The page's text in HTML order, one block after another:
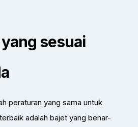
sesuai
peraturan yang sama untuk
adalah bajet yang benar-